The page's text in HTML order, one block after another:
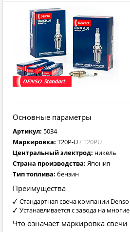
Основные параметры
Артикул: 5034
Маркировка: T20P-U/ T20PU
Центральный электрод: никель
Страна производства: Япония
Тип топлива: бензин
Преимущества
Стандартная свеча компании Denso
Устанавливается с завода на
Что означает маркировка свечи